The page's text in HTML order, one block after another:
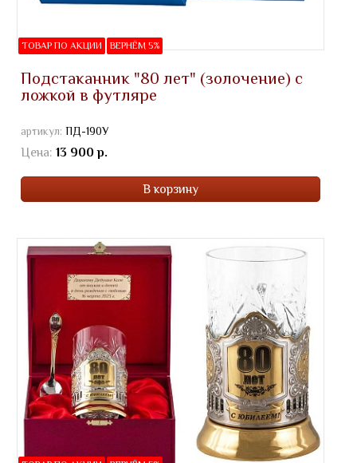
ТОВАР ПО АКЦИИ ВЕРНЁМ 5%
Подстаканник "80 лет" (золочение) с
ложкой в футляре
артикул: ПД-190У
Цена: 13 900 р.
В корзину